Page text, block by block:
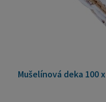
Mušelínová deka 100